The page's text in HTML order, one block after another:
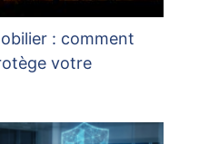
: comment
votre